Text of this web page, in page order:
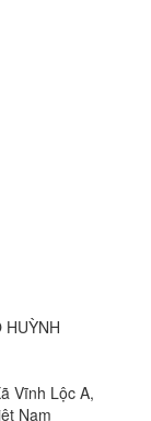
HUỲNH
Vĩnh Lộc A,
Nam